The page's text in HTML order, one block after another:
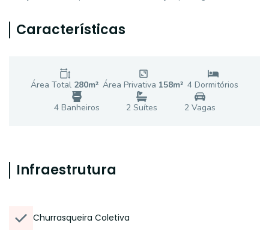
Características
Área Total 280m² Área Privativa 158m² 4 Dormitórios
4Banheiros 2 Suítes 2Vagas
Infraestrutura
Churrasqueira Coletiva